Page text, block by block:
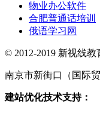
物业办公软件
合肥普通话培训
俄语学习网
© 2012-2019 新视线
南京市新街口（国际
建站优化技术支持：